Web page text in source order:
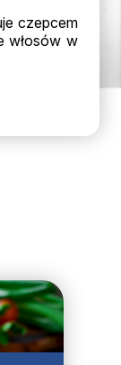
czepcem
włosów w